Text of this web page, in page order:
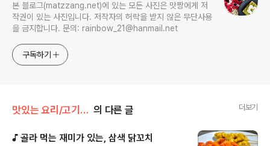
본 블로그(matzzang.net)에 있는 모든 사진은 맛짱에게 저
작권이 있는 사진입니다. 저작자의 허락을 받지 않은 무단사용
을 금지합니다. 문의: rainbow_21@hanmail.net
구독하기
맛있는 요리/고기 요리 의 다른 글 더보기
♪ 골라 먹는 재미가 있는, 삼색 닭꼬치